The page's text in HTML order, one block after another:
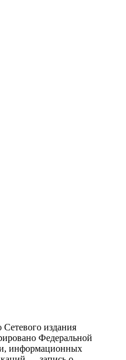
Сетевого издания
Федеральной
информационных